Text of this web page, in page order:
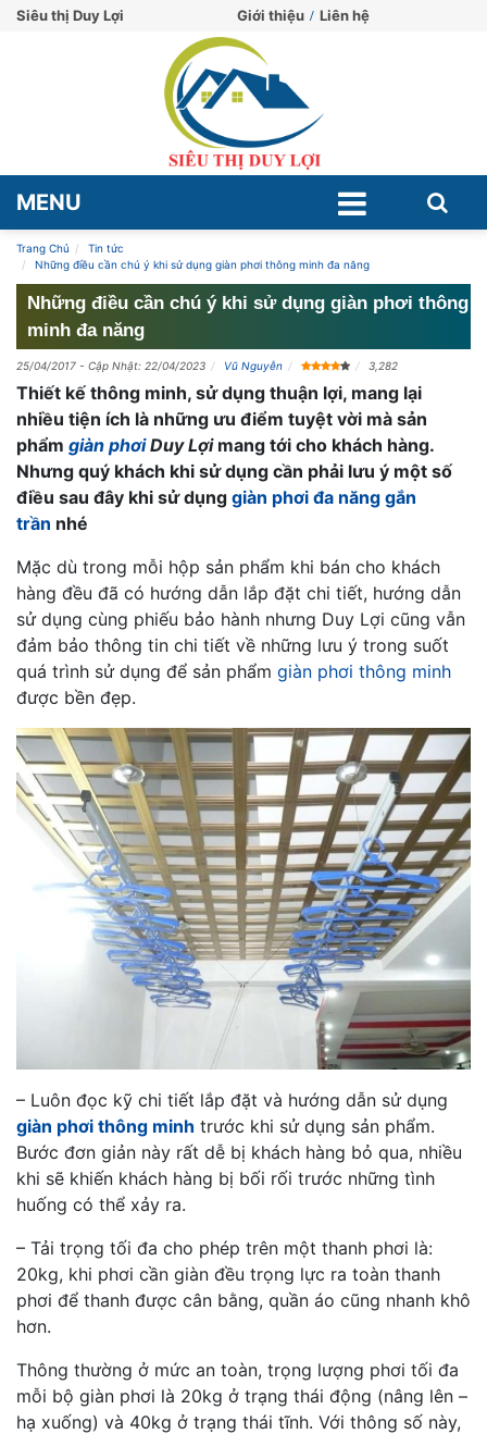
Siêu thị Duy Lợi Giới thiệu Liên hệ
MENU
Trang Chủ
Tin tức
Những điều cần chú ý khi sử dụng giàn phơi thông minh đa năng
Những điều cần chú ý khi sử dụng giàn phơi thông
minh đa năng
25/04/2017 - Cập Nhật: 22/04/2023 Vũ Nguyễn 3,282
Thiết kế thông minh, sử dụng thuận lợi, mang lại
nhiều tiện ích là những ưu điểm tuyệt vời mà sản
phẩm giàn phơiDuy Lợimang tới cho khách hàng.
Nhưng quý khách khi sử dụng cần phải lưu ý một số
điều sau đây khi sử dụng giàn phơi đa năng gắn
trần nhé
Mặc dù trong mỗi hộp sản phẩm khi bán cho khách
hàng đều đã có hướng dẫn lắp đặt chi tiết, hướng dẫn
sử dụng cùng phiếu bảo hành nhưng Duy Lợi cũng vẫn
đảm bảo thông tin chi tiết về những lưu ý trong suốt
quá trình sử dụng để sản phẩm giàn phơi thông minh
được bền đẹp.
– Luôn đọc kỹ chi tiết lắp đặt và hướng dẫn sử dụng
giàn phơi thông minh trước khi sử dụng sản phẩm.
Bước đơn giản này rất dễ bị khách hàng bỏ qua, nhiều
khi sẽ khiến khách hàng bị bối rối trước những tình
huống có thể xảy ra.
– Tải trọng tối đa cho phép trên một thanh phơi là:
20kg, khi phơi cần giàn đều trọng lực ra toàn thanh
phơi để thanh được cân bằng, quần áo cũng nhanh khô
hơn.
Thông thường ở mức an toàn, trọng lượng phơi tối đa
mỗi bộ giàn phơi là 20kg ở trạng thái động (nâng lên –
hạ xuống) và 40kg ở trạng thái tĩnh. Với thông số này,